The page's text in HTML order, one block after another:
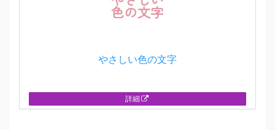
やさしい色の文字
詳細